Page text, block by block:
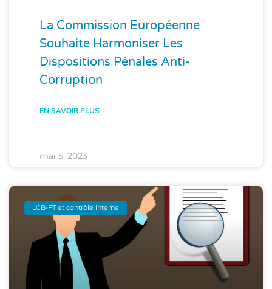
La Commission Européenne
Souhaite Harmoniser Les
Dispositions Pénales Anti-
Corruption
EN SAVOIR PLUS
mai 5, 2023
LCB-FT et contrôle interne